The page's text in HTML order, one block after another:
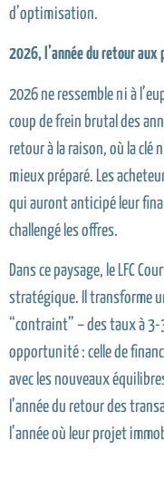
d’optimisation.
2026, l ’année du retour aux
2026 ne ressemble ni à
coup de frein brutal des
retour à la raison, où la clé
mieux préparé. Les
qui auront anticipé leur
challengé les offres.
Dans ce paysage, le LFC
stratégique. Il transforme
“contraint” – des taux à
opportunité : celle de
avec les nouveaux
l’année du retour des
l’année où leur projet